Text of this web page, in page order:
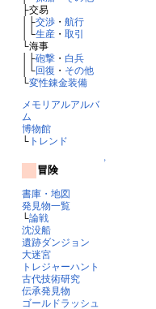
├交易
│├交渉・ 航行
│└生産・ 取引
└海事
│├砲撃・ 白兵
│└回復 ・ その他
└変性錬金装備
メモリアルアルバ
ム
博物館
└トレンド
↑
冒険
書庫・地図
発見物一覧
└論戦
沈没船
遺跡ダンジョン
大迷宮
トレジャーハント
古代技術研究
伝承発見物
ゴールドラッシュ